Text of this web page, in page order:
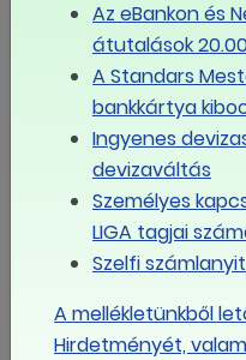
Ke Sze
28 29
4 5
Az eBankon és
átutalások
A Standars
bankkártya
Ingyenes
devizaváltás
Személyes
LIGA tagjai
Szelfi
A mellékletünkből
Hirdetményét,